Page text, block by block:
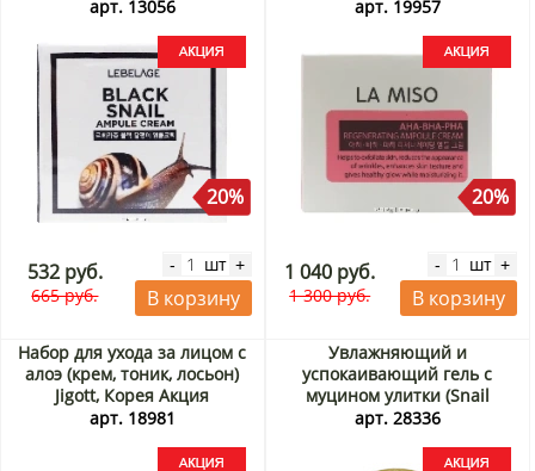
арт. 13056
20%
532 руб.
665 руб.
- шт +
В корзину
Корея, 50 мл Акция
арт. 19957
20%
1 040 руб.
1 300 руб.
- шт +
В корзину
Набор для ухода за лицом с
алоэ (крем, тоник, лосьон)
Jigott, Корея Акция
арт. 18981
Увлажняющий и
успокаивающий гель с
муцином улитки (Snail
Moisture Soothing Gel) Grace
арт. 28336